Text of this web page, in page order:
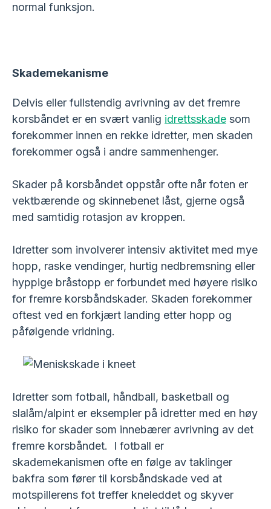
normal funksjon.
Skademekanisme
Delvis eller fullstendig avrivning av det fremre
korsbåndet er en svært vanlig idrettsskade som
forekommer innen en rekke idretter, men skaden
forekommer også i andre sammenhenger.
Skader på korsbåndet oppstår ofte når foten er
vektbærende og skinnebenet låst, gjerne også
med samtidig rotasjon av kroppen.
Idretter som involverer intensiv aktivitet med mye
hopp, raske vendinger, hurtig nedbremsning eller
hyppige bråstopp er forbundet med høyere risiko
for fremre korsbåndskader. Skaden forekommer
oftest ved en forkjært landing etter hopp og
påfølgende vridning.
Idretter som fotball, håndball, basketball og
slalåm/alpint er eksempler på idretter med en høy
risiko for skader som innebærer avrivning av det
fremre korsbåndet. I fotball er
skademekanismen ofte en følge av taklinger
bakfra som fører til korsbåndskade ved at
motspillerens fot treffer kneleddet og skyver